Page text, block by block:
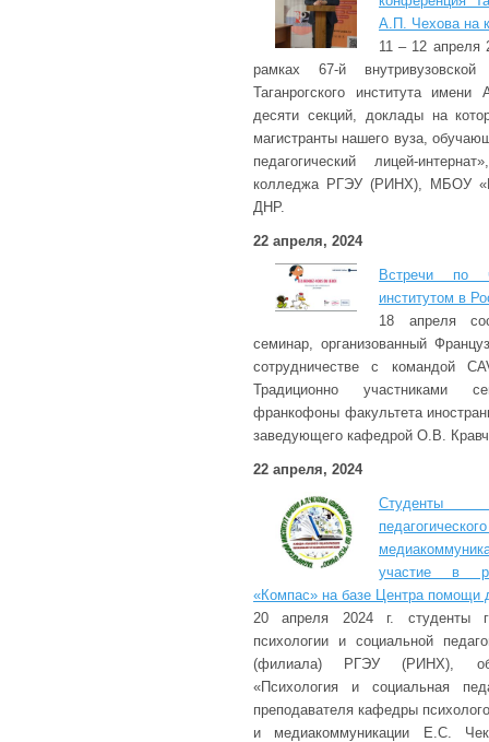
А.П. Чехова на
11 – 12 апреля
рамках 67-й внутривузовской
Таганрогского института
десяти секций, доклады на
магистранты нашего вуза,
педагогический лицей-
колледжа РГЭУ (РИНХ), МБОУ
ДНР.
22 апреля, 2024
Встречи по
институтом в
18 апреля
семинар, организованный
сотрудничестве с командой
Традиционно участниками
франкофоны факультета
заведующего кафедрой О.В.
22 апреля, 2024
Студенты
участие в
«Компас» на базе Центра
20 апреля 2024 г. студенты
психологии и социальной
(филиала) РГЭУ (РИНХ),
«Психология и социальная
преподавателя кафедры
и медиакоммуникации Е.С.